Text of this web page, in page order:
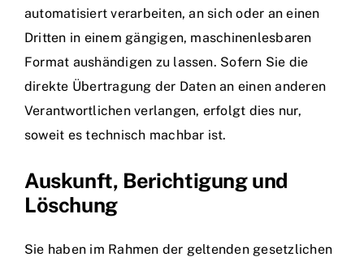
automatisiert verarbeiten, an sich oder an einen
Dritten in einem gängigen, maschinenlesbaren
Format aushändigen zu lassen. Sofern Sie die
direkte Übertragung der Daten an einen anderen
Verantwortlichen verlangen, erfolgt dies nur,
soweit es technisch machbar ist.
Auskunft, Berichtigung und
Löschung
Sie haben im Rahmen der geltenden gesetzlichen